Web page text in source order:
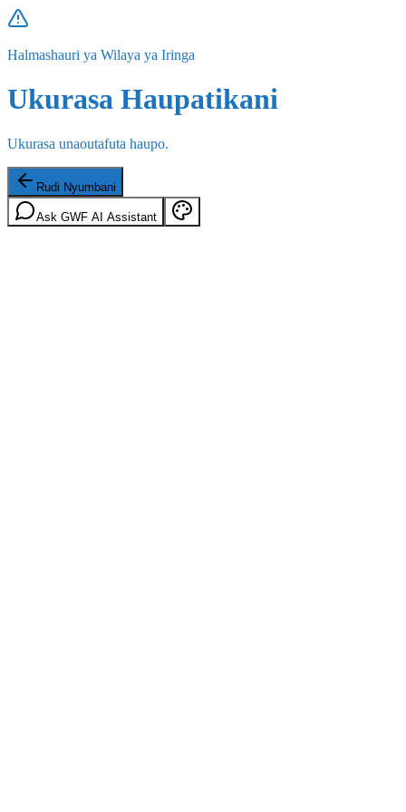
Halmashauri ya Wilaya ya Iringa
Ukurasa Haupatikani
Ukurasa unaoutafuta haupo.
Rudi Nyumbani
Ask GWF AI Assistant